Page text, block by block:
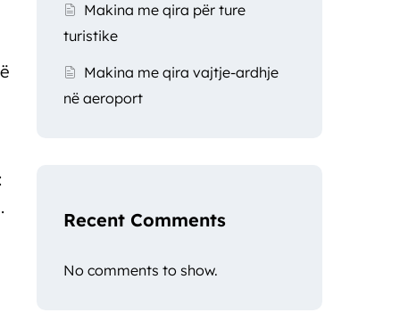
Makina me qira për ture
turistike
Makina me qira vajtje-ardhje
në aeroport
Recent Comments
No comments to show.